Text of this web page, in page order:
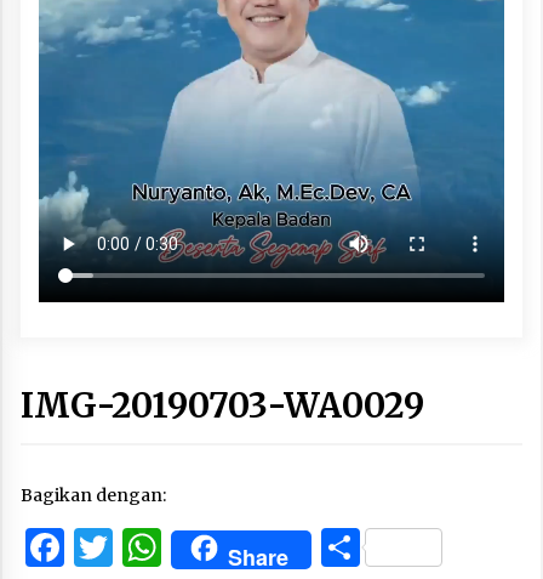
IMG-20190703-WA0029
Bagikan dengan:
Facebook
Twitter
WhatsApp
Share Share